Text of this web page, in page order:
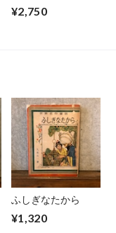
いのり
¥2,750
ふしぎなたから
¥1,320